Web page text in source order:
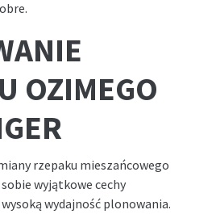
OZIMEGO
rzepaku mieszańcowego
sobie wyjątkowe cechy
wydajność plonowania.